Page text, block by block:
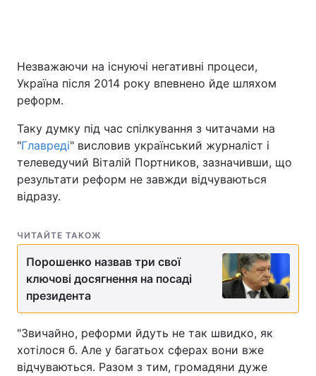
Незважаючи на існуючі негативні процеси,
Україна після 2014 року впевнено йде шляхом
реформ.
Таку думку під час спілкування з читачами на
"Главреді" висловив український журналіст і
телеведучий Віталій Портников, зазначивши, що
результати реформ не завжди відчуваються
відразу.
ЧИТАЙТЕ ТАКОЖ
Порошенко назвав три свої
ключові досягнення на посаді
президента
"Звичайно, реформи йдуть не так швидко, як
хотілося б. Але у багатьох сферах вони вже
відчуваються. Разом з тим, громадяни дуже